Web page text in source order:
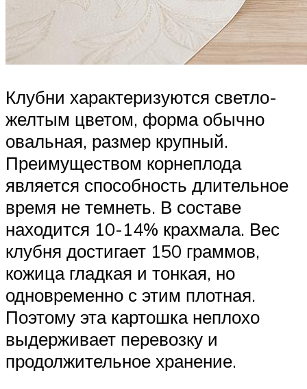
Клубни характеризуются светло-
желтым цветом, форма обычно
овальная, размер крупный.
Преимуществом корнеплода
является способность длительное
время не темнеть. В составе
находится 10-14% крахмала. Вес
клубня достигает 150 граммов,
кожица гладкая и тонкая, но
одновременно с этим плотная.
Поэтому эта картошка неплохо
выдерживает перевозку и
продолжительное хранение.